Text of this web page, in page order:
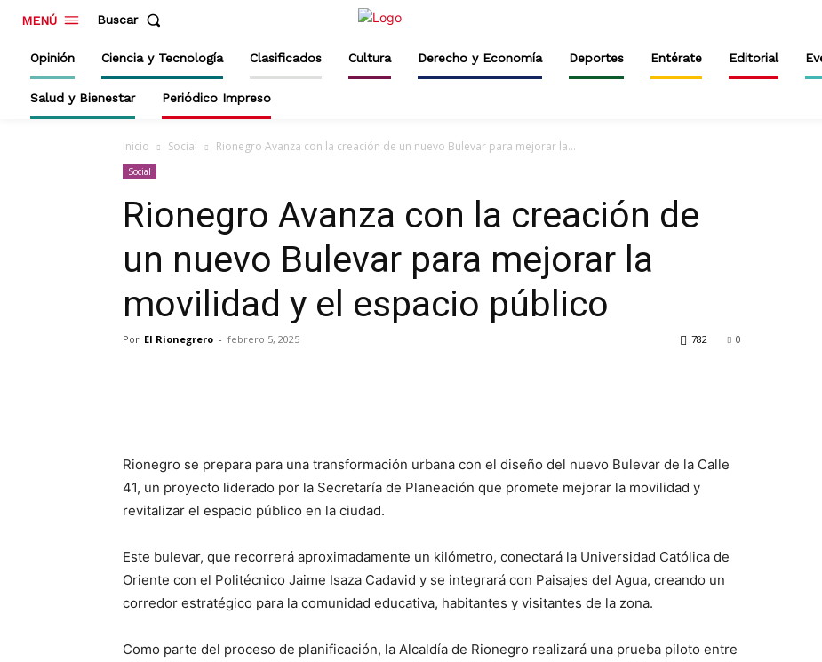
MENÚ Buscar
Opinión Ciencia y Tecnología Clasificados Cultura Derecho y Economía Deportes Entérate Editorial
Salud y Bienestar Periódico Impreso
Inicio Social Rionegro Avanza con la creación de un nuevo Bulevar para mejorar la...
Social
Rionegro Avanza con la creación de
un nuevo Bulevar para mejorar la
movilidad y el espacio público
Por El Rionegrero - febrero 5, 2025 0
782
Rionegro se prepara para una transformación urbana con el diseño del nuevo Bulevar de la Calle
41, un proyecto liderado por la Secretaría de Planeación que promete mejorar la movilidad y
revitalizar el espacio público en la ciudad.
Este bulevar, que recorrerá aproximadamente un kilómetro, conectará la Universidad Católica de
Oriente con el Politécnico Jaime Isaza Cadavid y se integrará con Paisajes del Agua, creando un
corredor estratégico para la comunidad educativa, habitantes y visitantes de la zona.
Como parte del proceso de planificación, la Alcaldía de Rionegro realizará una prueba piloto entre